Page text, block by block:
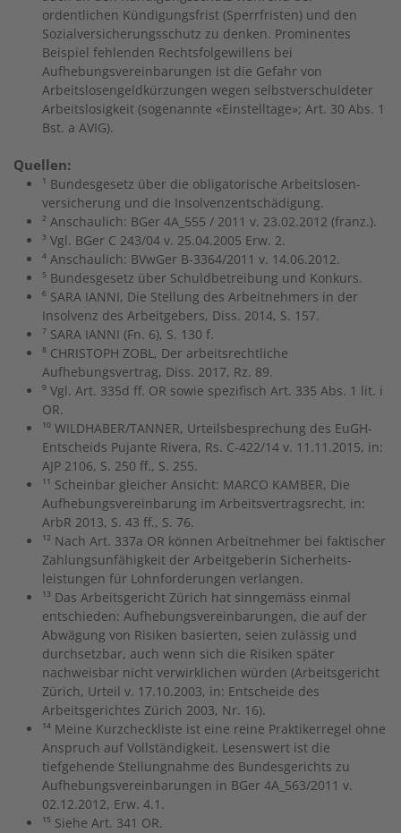
ordentlichen Kündigungsfrist (Sperrfristen) und den
Sozialversicherungsschutz zu denken. Prominentes
Beispiel fehlenden Rechtsfolgewillens bei
Aufhebungsvereinbarungen ist die Gefahr von
Arbeitslosengeldkürzungen wegen selbstverschuldeter
Arbeitslosigkeit (sogenannte «Einstelltage»; Art. 30 Abs. 1
Bst. a AVIG).
Quellen:
¹ Bundesgesetz über die obligatorische Arbeitslosen­
versicherung und die Insolvenzentschädigung.
² Anschaulich: BGer 4A_555 / 2011 v. 23.02.2012 (franz.).
³ Vgl. BGer C 243/04 v. 25.04.2005 Erw. 2.
⁴ Anschaulich: BVwGer B-3364/2011 v. 14.06.2012.
⁵ Bundesgesetz über Schuldbetreibung und Konkurs.
⁶ SARA IANNI, Die Stellung des Arbeitnehmers in der
Insolvenz des Arbeitgebers, Diss. 2014, S. 157.
⁷ SARA IANNI (Fn. 6), S. 130 f.
⁸ CHRISTOPH ZOBL, Der arbeitsrechtliche
Aufhebungsvertrag, Diss. 2017, Rz. 89.
⁹ Vgl. Art. 335d ff. OR sowie spezifisch Art. 335 Abs. 1 lit. i
OR.
¹⁰ WILDHABER/TANNER, Urteilsbesprechung des EuGH-
Entscheids Pujante Rivera, Rs. C-422/14 v. 11.11.2015, in:
AJP 2106, S. 250 ff., S. 255.
¹¹ Scheinbar gleicher Ansicht: MARCO KAMBER, Die
Aufhebungsvereinbarung im Arbeitsvertragsrecht, in:
ArbR 2013, S. 43 ff., S. 76.
¹² Nach Art. 337a OR können Arbeitnehmer bei faktischer
Zahlungsunfähigkeit der Arbeitgeberin Sicherheits­
leistungen für Lohnforderungen verlangen.
¹³ Das Arbeitsgericht Zürich hat sinngemäss einmal
entschieden: Aufhebungsvereinbarungen, die auf der
Abwägung von Risiken basierten, seien zulässig und
durchsetzbar, auch wenn sich die Risiken später
nachweisbar nicht verwirklichen würden (Arbeitsgericht
Zürich, Urteil v. 17.10.2003, in: Entscheide des
Arbeitsgerichtes Zürich 2003, Nr. 16).
¹⁴ Meine Kurzcheckliste ist eine reine Praktikerregel ohne
Anspruch auf Vollständigkeit. Lesenswert ist die
tiefgehende Stellungnahme des Bundesgerichts zu
Aufhebungsvereinbarungen in BGer 4A_563/2011 v.
02.12.2012, Erw. 4.1.
¹⁵ Siehe Art. 341 OR.